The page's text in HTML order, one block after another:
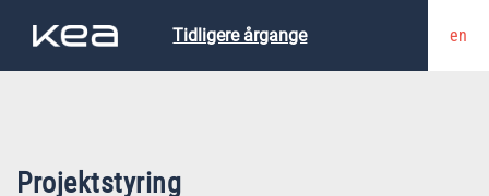
Tidligere årgange en
Projektstyring